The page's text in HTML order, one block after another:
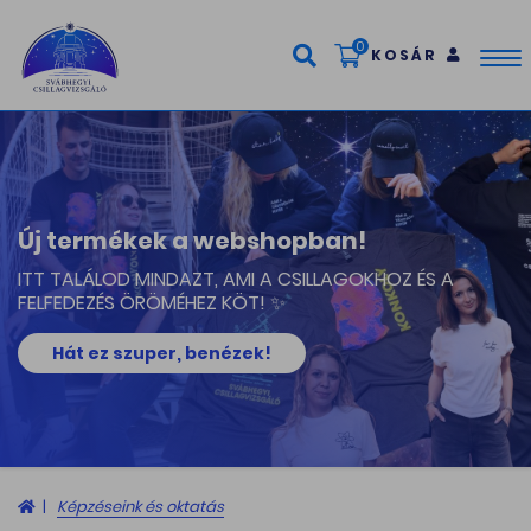
0 KOSÁR
Új termékek a webshopban!
ITT TALÁLOD MINDAZT, AMI A CSILLAGOKHOZ ÉS A
FELFEDEZÉS ÖRÖMÉHEZ KÖT! ✨
Hát ez szuper, benézek!
Képzéseink és oktatás